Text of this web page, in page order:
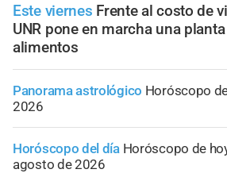
Este viernes Frente al costo de
UNR pone en marcha una
alimentos
Panorama astrológico Horóscopo
2026
Horóscopo del día Horóscopo de
agosto de 2026